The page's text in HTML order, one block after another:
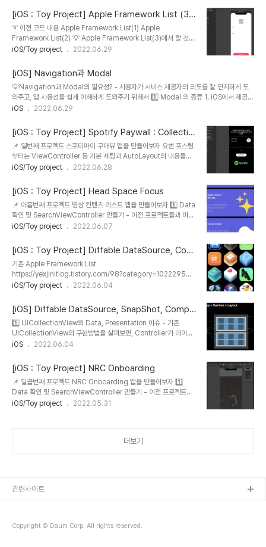
Storyboard, View Controller 만들기 -
QuickFocusStoryboard - QuickFocusListViewController
- 새로운 스토리보드의 Class와 Storyboard ID 까아쥐 2️⃣ 화면의
Component, AutoLayout 설정 - CollectionView 이용 →
CollectionViewCell도 필요하겠지? "QuickFocusCell" 만들기
[iOS : Toy Project] Apple Framework List (3)
: Modal
➰ 이전 코드 내용 Apple Framework List(1) Apple
Framework List(2) 💡 Apple Framework List(3)에서 할 것은
Modal 구현! - 각 아이템들을 눌렀을 때, 상태뷰가 모달로 띄워지는
들기 2️⃣ Detail View를 위한 ViewController 만들기 -
FrameworkDetailViewController 3️⃣ Detail View 컴포넌트
와 AutoLayout 설정 4️⃣ Modal 띄우기 //
FrameworkListViewController.swift // item이 선택되었을 때
효과 넣기 extension FrameworkListViewContro..
iOS/Toy project 2022.06.29
[iOS] Navigation과 Modal
💡Navigation과 Modal의 필요성? - 사용자가 서비스 제공자의 의도를 잘 인지하게 도
와주고, 앱 사용성을 쉽게 이해하게 도와주기 위해서 1️⃣ Modal 의 종류 1. iOS에서 제공하
는 시스템 모달 alert activity views share sheets action sheets 2. 직접 개발 (모
sheet & form sheet current context custom 🚀 Modal 구현 - 뷰컨트롤러의
present(_:animated:completion:) 메소드를 사용 2️⃣ iOS의 주요 Navigation 스타
일 Hierarchical Navigation : 설정앱 F..
iOS 2022.06.29
[iOS : Toy Project] Spotify Paywall : Collectio
nView, Paging Control
📌 열번째 프로젝트 스포티파이 구매뷰 앱을 만들어보자 요번 포스팅
부터는 ViewController 등 기본 세팅과 AutoLayout의 내용들은
다루지 않겠다! (기억해둘건 당연히 메모해둘것) 1️⃣ AutoLayout
CollectionView cell // // BannerCell.swift //
SpotifyPaywall // // Created by 오예진 on 2022/06/28. //
import UIKit class BannerCell: UICollectionViewCell {
@IBOutlet weak var titleLabel: UILabel! @IBOutlet weak
var descriptionLabe..
iOS/Toy project 2022.06.28
[iOS : Toy Project] Head Space Focus
📌 아홉번째 프로젝트 명상 컨텐츠 리스트 앱을 만들어보자 1️⃣ Data
확인 및 SearchViewController 만들기 - 이전 프로젝트들과 마찬
가지로 패캠에서 제공해준 데이터들을 사용 -
서, Main storyboard와 연결까지 완료 2️⃣ CollectionView
AutoLayout 설정 - Description과 ContentView와의 관계에서
bottom을 30 이상이 되게 하면 이렇게 빨간색 에러점이 뜨게 되는
데, 일단 이건 어쩔 수 없으니까 넘어간다. 3️⃣
UICollectionViewCell 만들기 - "FocusCell" 이름의
iOS/Toy project 2022.06.07
[iOS : Toy Project] Diffable DataSource, Com
positional Layout을 이용해 프로젝트 개선하기
기존 Apple Framework List
https://yexjinitlog.tistory.com/98?category=1022295
diffable datasource dataSource =
collectionView, cellProvider: { collectionView,
indexPath, item in guard let cell =
collectionView.dequeueReusableCell(withReuseIdentifi
er: "FrameworkCell", for: indexPath) as? FrameworkCell
else { return nil } cell.configure(item) // ite..
iOS/Toy project 2022.06.04
[iOS] Diffable DataSource, SnapShot, Compo
sitional Layout
1️⃣ UICollectionView의 Data, Presentation 이슈 - 기존
UICollectionView의 구현방법을 살펴보면, Controller가 데이터
를 받아와서 UI에게 변경을 알린다. - 여기서, Controller와 UI가 가
데이터가 맞는건지 확인하기 어려움 Single Source Of Truth
Data의 필요성 증가 - 이 이슈의 근본적인 문제 해결 방식은 참인 데
이터를 하나만 두도록 하는 것이다. → Single Source Of Truth -
그래서 제안된 방법 Diffable DataSource Diffable
DataSource ? Diffable DataSource는 Data Source와 달
iOS 2022.06.04
[iOS : Toy Project] NRC Onboarding
📌 일곱번째 프로젝트 NRC Onboarding 앱을 만들어보자 1️⃣
Data 확인 및 SearchViewController 만들기 - 이전 프로젝트들
과 마찬가지로 패캠에서 제공해준 데이터들을 사용 -
버튼 넣기 4️⃣ Page Control + Collection View - View에 수평
iOS/Toy project 2022.05.31
더보기
Copyright © Daum Corp. All rights reserved.
관련사이트